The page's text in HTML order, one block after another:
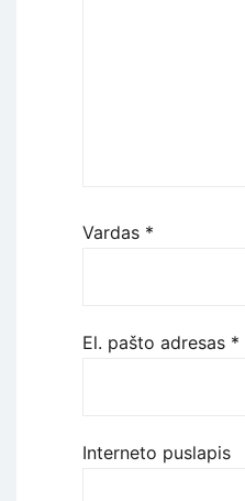
Vardas *
El. pašto adresas *
Interneto puslapis